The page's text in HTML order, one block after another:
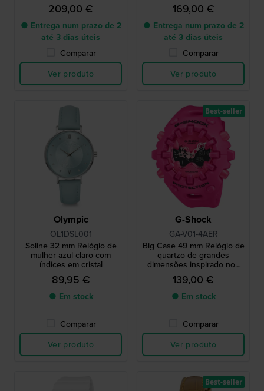
209,00 €
● Entrega num prazo de 2
até 3 dias úteis
Comparar
Ver produto
169,00 €
● Entrega num prazo de 2
até 3 dias úteis
Comparar
Ver produto
Olympic
OL1DSL001
Soline 32 mm Relógio de
mulher azul claro com
índices em cristal
89,95 €
● Em stock
Comparar
Ver produto
G-Shock
GA-V01-4AER
Big Case 49 mm Relógio de
quartzo de grandes
dimensões inspirado nos
anos 90 com ponteiros
magnéticos "shock release
139,00 €
● Em stock
Comparar
Ver produto
Best-seller
Best-seller